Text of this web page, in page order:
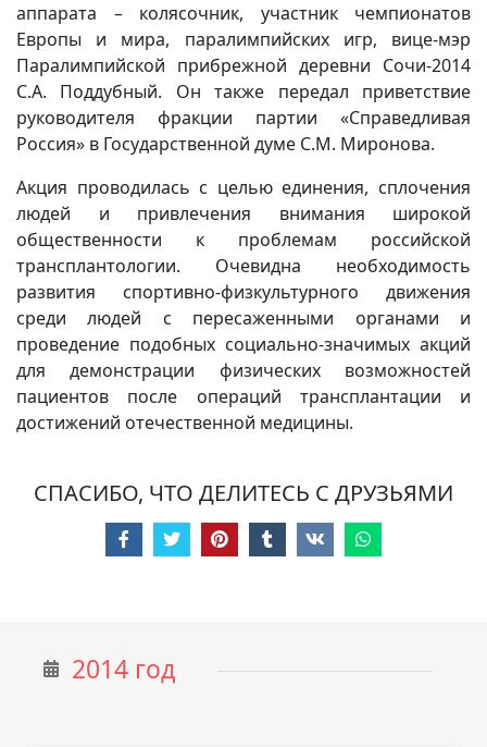
аппарата – колясочник, участник чемпионатов
Европы и мира, паралимпийских игр, вице-мэр
Паралимпийской прибрежной деревни Сочи-2014
С.А. Поддубный. Он также передал приветствие
руководителя фракции партии «Справедливая
Россия» в Государственной думе С.М. Миронова.
Акция проводилась с целью единения, сплочения
людей и привлечения внимания широкой
общественности к проблемам российской
трансплантологии. Очевидна необходимость
развития спортивно-физкультурного движения
среди людей с пересаженными органами и
проведение подобных социально-значимых акций
для демонстрации физических возможностей
пациентов после операций трансплантации и
достижений отечественной медицины.
СПАСИБО, ЧТО ДЕЛИТЕСЬ С ДРУЗЬЯМИ
2014 год